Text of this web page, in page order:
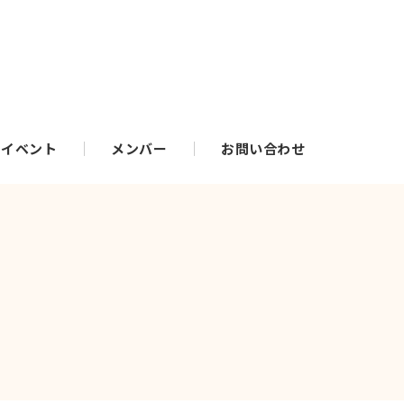
ベント メンバー お問い合わせ